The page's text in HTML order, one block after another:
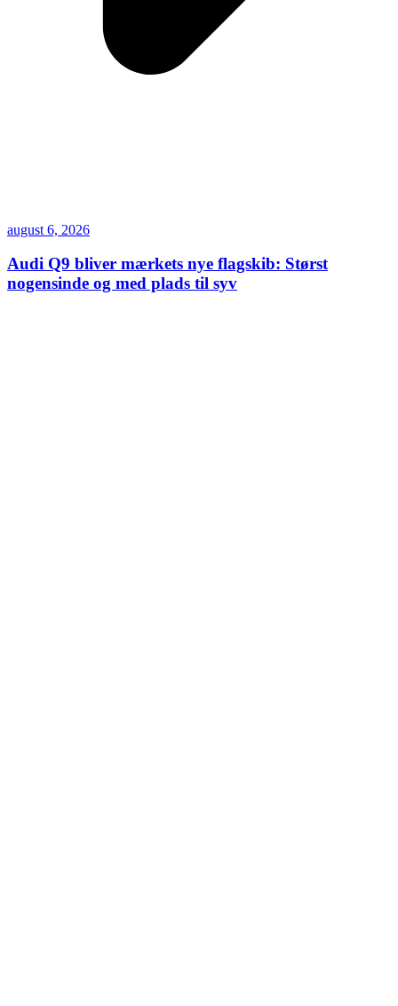
august 6, 2026
Audi Q9 bliver mærkets nye flagskib: Størst
nogensinde og med plads til syv